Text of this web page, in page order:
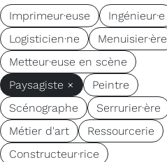
Imprimeur·euse
Ingénieur·e
Logisticien·ne
Menuisier·ère
Metteur·euse en scène
Paysagiste ×
Peintre
Scénographe
Serrurier·ère
Métier d'art
Ressourcerie
Constructeur·rice